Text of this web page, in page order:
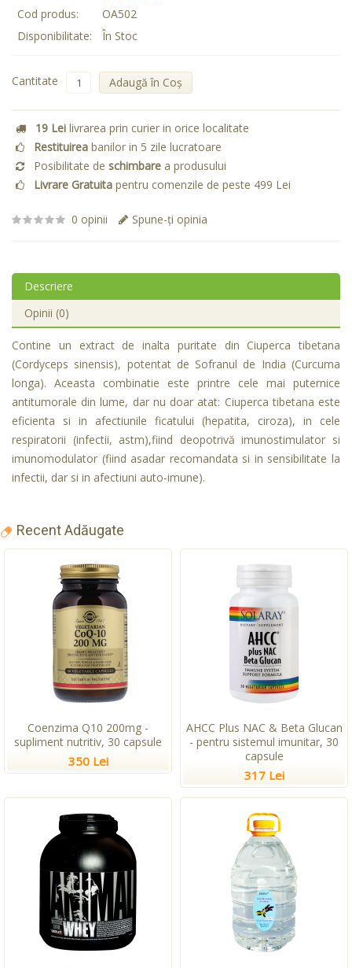
Cod produs:
OA502
Disponibilitate:
În Stoc
Cantitate Adaugă în Coş
19 Lei livrarea prin curier in orice localitate
Restituirea banilor in 5 zile lucratoare
Posibilitate de schimbare a produsului
Livrare Gratuita pentru comenzile de peste 499 Lei
0 opinii Spune-ţi opinia
Descriere
Opinii (0)
Contine un extract de inalta puritate din Ciuperca tibetana
(Cordyceps sinensis), potentat de Sofranul de India (Curcuma
longa). Aceasta combinatie este printre cele mai puternice
antitumorale din lume, dar nu doar atat: Ciuperca tibetana este
eficienta si in afectiunile ficatului (hepatita, ciroza), in cele
respiratorii (infectii, astm),fiind deopotrivă imunostimulator si
imunomodulator (fiind asadar recomandata si in sensibilitate la
infectii, dar si in afectiuni auto-imune).
Recent Adăugate
Coenzima Q10 200mg -
supliment nutritiv, 30 capsule
350 Lei
AHCC Plus NAC & Beta Glucan
- pentru sistemul imunitar, 30
capsule
317 Lei